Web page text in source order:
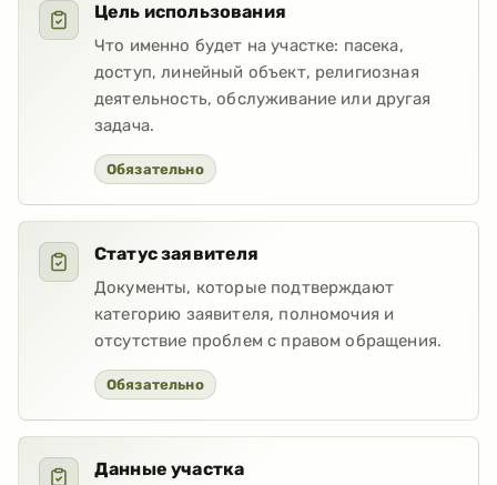
Цель использования
Что именно будет на участке: пасека,
доступ, линейный объект, религиозная
деятельность, обслуживание или другая
задача.
Обязательно
Статус заявителя
Документы, которые подтверждают
категорию заявителя, полномочия и
отсутствие проблем с правом обращения.
Обязательно
Данные участка